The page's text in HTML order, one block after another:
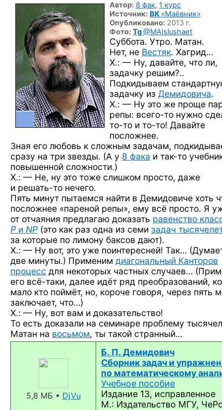
Автор: 8 фак, 1 курс
Источник: ВК «Маёвник»
Опубликовано: 2013 г.
Фото: Tg@MAIslushaet
Суббота. Утро. Матан.
Нет, не Вестяк. Хагрид…
Х.: — Ну, давайте, что ли,
задачку решим?..
Подкидываем
задачку из Демидовича.
Х.: — Ну это же проще
репы: всего-то нужно
то-то и то-то! Давайте
посложнее.
Зная его любовь к сложным задачам,
сразу на три звезды. (А у 8 фака и так-то
повышенной сложности.)
Х.: — Не, ну это тоже слишком просто, даже
и решать-то нечего.
Пять минут пытаемся найти в Демидовиче хоть
посложнее «пареной репы», ему всё просто. Я
от отчаяния предлагаю доказать равенство
P и NP (это как раз одна из семи задач
за которые по лимону баксов дают).
Х.: — Ну вот, это уже поинтересней! Так…
две минуты.) Применим диагональный Канторов
процесс для некоторых частных случаев…
его всё-таки, далее идёт ряд преобразований,
мало кто поймёт, но, короче говоря, через пять
заключает, что…)
Х.: — Ну, вот вам и доказательство!
То есть доказали на семинаре проблему
Матан на восьмом, ты такой странный…
5,8 МБ • DjVu
Б. П. Демидович
Сборник задач и
по математическому
Учебное пособие
Издание 13, исправленное
М.: Издательство МГУ,